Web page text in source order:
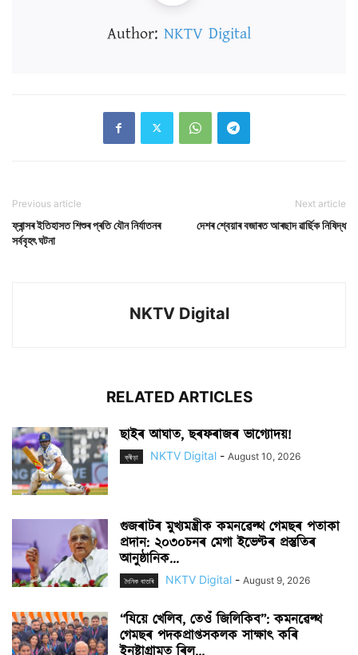
Author: NKTV Digital
Previous article
ফ্ৰান্সৰ ইতিহাসত শিশুৰ প্ৰতি যৌন নিৰ্যাতনৰ
সৰ্ববৃহৎ ঘটনা
Next article
দেশৰ শ্বেয়াৰ বজাৰত আৰছাদ ৱাৰ্ছিক নিষিদ্ধ
NKTV Digital
RELATED ARTICLES
ছাইৰ আঘাত, ছৰফৰাজৰ ভাগ্যোদয়!
ক্ৰীড়া NKTV Digital - August 10, 2026
গুজৰাটৰ মুখ্যমন্ত্ৰীক কমনৱেল্থ গেমছৰ পতাকা
প্ৰদান: ২০৩০চনৰ মেগা ইভেণ্টৰ প্ৰস্তুতিৰ
আনুষ্ঠানিক...
দৈনিক বাতৰি NKTV Digital - August 9, 2026
“যিয়ে খেলিব, তেওঁ জিলিকিব”: কমনৱেল্থ
গেমছৰ পদকপ্ৰাপ্তসকলক সাক্ষাৎ কৰি